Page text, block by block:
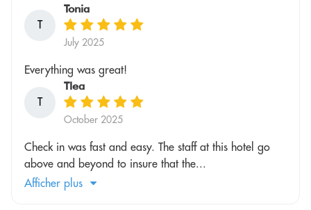
T
Tonia
July 2025
Everything was great!
T
Tlea
October 2025
Check in was fast and easy. The staff at this hotel go
above and beyond to insure that the...
Afficher plus